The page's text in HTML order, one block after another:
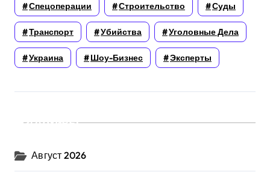
Спецоперации Строительство Суды
Транспорт Убийства Уголовные Дела
Украина Шоу-Бизнес Эксперты
Архивы
Август 2026